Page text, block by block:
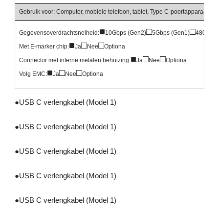
Gebruik voor: Computer, mobiele telefoon, tablet, Type C-poortapparaat,
Gegevensoverdrachtsnelheid:■10Gbps (Gen2)□5Gbps (Gen1)□
Met E-marker chip:■Ja□Nee□Optiona
Connector met interne metalen behuizing:■Ja□Nee□Optiona
Volg EMC:■Ja□Nee□Optiona
●USB C verlengkabel (Model 1)
●USB C verlengkabel (Model 1)
●USB C verlengkabel (Model 1)
●USB C verlengkabel (Model 1)
●USB C verlengkabel (Model 1)